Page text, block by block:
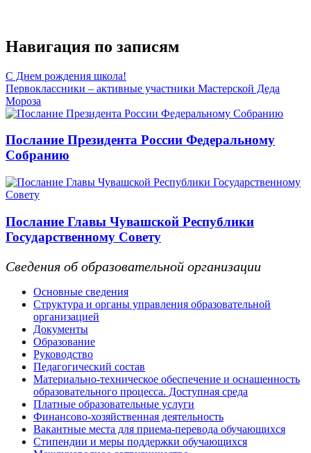
Навигация по записям
С Днем рождения школа!
Первоклассники – активные участники Мастерской Деда
Мороза
Послание Президента России Федеральному
Собранию
Послание Главы Чувашской Республики
Государственному Совету
Сведения об образовательной организации
Основные сведения
Структура и органы управления образовательной
организацией
Документы
Образование
Руководство
Педагогический состав
Материально-техническое обеспечение и оснащенность
образовательного процесса. Доступная среда
Платные образовательные услуги
Финансово-хозяйственная деятельность
Вакантные места для приема-перевода обучающихся
Стипендии и меры поддержки обучающихся